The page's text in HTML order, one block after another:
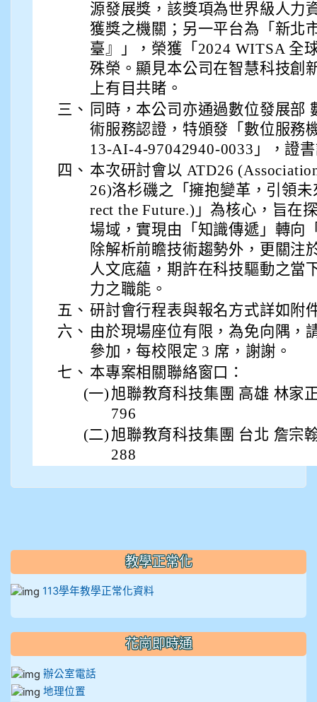
源發展獎，該獎項為世界級人力
獲獎之機關；另一平台為「新北
臺』」，榮獲「2024 WITSA 全
殊榮。顯見本公司在智慧科技創
上有目共睹。
三、
同時，本公司亦通過數位發展部
術服務認證，特頒發「數位服務
13-AI-4-97042940-0033」，證
四、 本次研討會以 ATD26
26)洛杉磯之「擁抱變革，引領
rect the Future.)」為核心，旨在
場域，實現由「知識傳遞」轉向
除解析前瞻技術趨勢外，更關注
人文底蘊，期許在科技驅動之當
力之職能。
五、 研討會行程表與報名方式詳如附
六、 由於現場座位有限，為免向隅，
參加，每校限定 3 席，謝謝。
七、 本專案相關聯絡窗口：
(一) 旭聯教育科技集團 高雄 林家
796
(二) 旭聯教育科技集團 台北 詹宗
288
教學正常化
113學年教學正常化資料
花崗即時通
辦公室電話
地理位置